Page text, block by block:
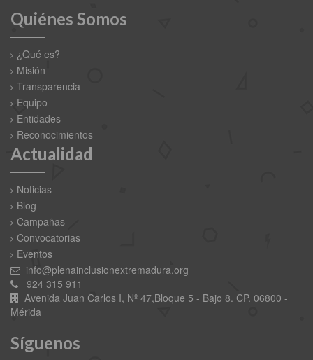
Quiénes Somos
¿Qué es?
Misión
Transparencia
Equipo
Entidades
Reconocimientos
Actualidad
Noticias
Blog
Campañas
Convocatorias
Eventos
info@plenainclusionextremadura.org
924 315 911
Avenida Juan Carlos I, Nº 47,Bloque 5 - Bajo 8. CP. 06800 -
Mérida
Síguenos